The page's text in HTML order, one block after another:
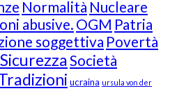
Normalità Nucleare
abusive. OGM Patria
soggettiva Povertà
SicurezzaSocietà
ucraina ursula von der